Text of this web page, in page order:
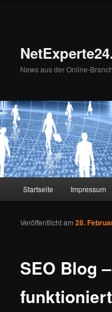
News aus der Online-
Zum Inhalt wechseln
Zum sekundären Inhalt
Startseite Impressum
SEO Blog
Veröffentlicht am28.